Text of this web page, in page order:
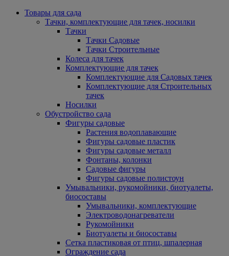
Товары для сада
Тачки, комплектующие для тачек, носилки
Тачки
Тачки Садовые
Тачки Строительные
Колеса для тачек
Комплектующие для тачек
Комплектующие для Садовых тачек
Комплектующие для Строительных
тачек
Носилки
Обустройство сада
Фигуры садовые
Растения водоплавающие
Фигуры садовые пластик
Фигуры садовые металл
Фонтаны, колонки
Садовые фигуры
Фигуры садовые полистоун
Умывальники, рукомойники, биотуалеты,
биосоставы
Умывальники, комплектующие
Электроводонагреватели
Рукомойники
Биотуалеты и биосоставы
Сетка пластиковая от птиц, шпалерная
Ограждение сада